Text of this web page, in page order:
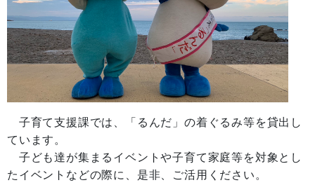
子育て支援課では、「るんだ」の着ぐるみ等を貸出し
ています。
子ども達が集まるイベントや子育て家庭等を対象とし
たイベントなどの際に、是非、ご活用ください。